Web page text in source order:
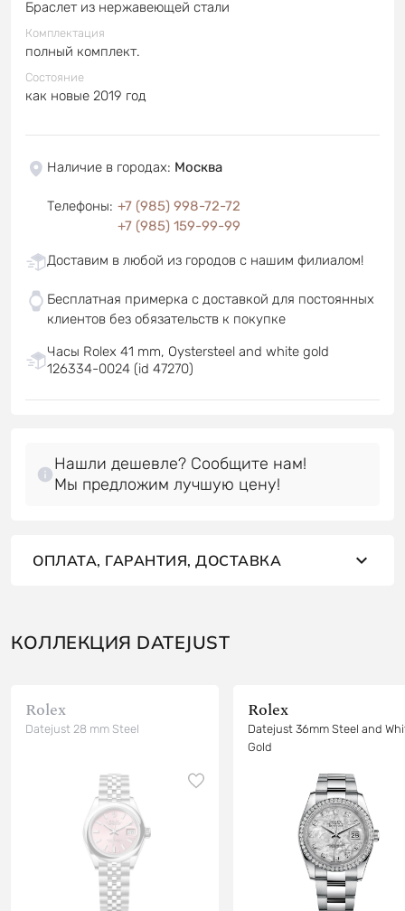
Браслет из нержавеющей стали
Комплектация
полный комплект.
Состояние
как новые 2019 год
Наличие в городах: Москва
Телефоны: +7 (985) 998-72-72
+7 (985) 159-99-99
Доставим в любой из городов с нашим филиалом!
Бесплатная примерка с доставкой для постоянных
клиентов без обязательств к покупке
Часы Rolex 41 mm, Oystersteel and white gold
126334-0024 (id 47270)
Нашли дешевле? Сообщите нам!
Мы предложим лучшую цену!
ОПЛАТА, ГАРАНТИЯ, ДОСТАВКА
КОЛЛЕКЦИЯ DATEJUST
Rolex
Datejust 28 mm Steel
Rolex
Datejust 36mm Steel and
Gold